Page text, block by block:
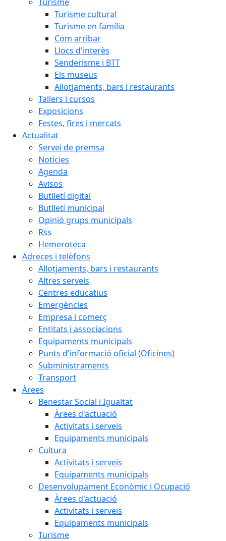
Turisme cultural
Turisme en família
Com arribar
Llocs d'interès
Senderisme i BTT
Els museus
Allotjaments, bars i restaurants
Tallers i cursos
Exposicions
Festes, fires i mercats
Actualitat
Servei de premsa
Notícies
Agenda
Avisos
Butlletí digital
Butlletí municipal
Opinió grups municipals
Rss
Hemeroteca
Adreces i telèfons
Allotjaments, bars i restaurants
Altres serveis
Centres educatius
Emergències
Empresa i comerç
Entitats i associacions
Equipaments municipals
Punts d'informació oficial (Oficines)
Subministraments
Transport
Àrees
Benestar Social i Igualtat
Àrees d'actuació
Activitats i serveis
Equipaments municipals
Cultura
Activitats i serveis
Equipaments municipals
Desenvolupament Econòmic i Ocupació
Àrees d'actuació
Activitats i serveis
Equipaments municipals
Turisme